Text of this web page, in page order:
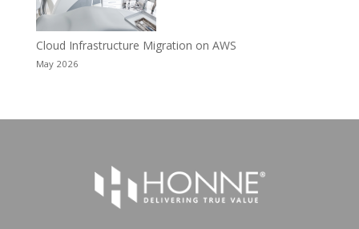
Cloud Infrastructure Migration on AWS
May 2026